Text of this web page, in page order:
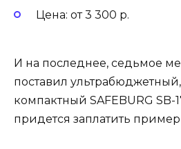
Цена: от 3 300 р.
И на последнее, седьмое
поставил
компактный SAFEBURG SB-
придется заплатить